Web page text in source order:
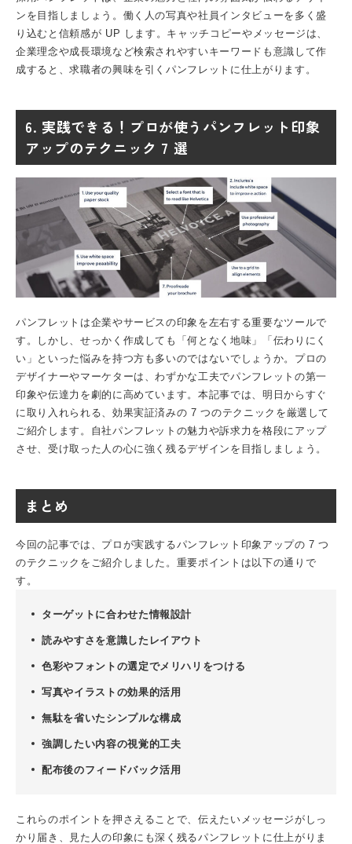
ンを目指しましょう。働く人の写真や社員インタビューを多く盛
り込むと信頼感が UP します。キャッチコピーやメッセージは、
企業理念や成長環境など検索されやすいキーワードも意識して作
成すると、求職者の興味を引くパンフレットに仕上がります。
6. 実践できる！プロが使うパンフレット印象
アップのテクニック 7 選
パンフレット は企業やサービスの印象を左右する重要なツールで
す。しかし、せっかく作成しても「何となく地味」「伝わりにく
い」といった悩みを持つ方も多いのではないでしょうか。プロの
デザイナーやマーケターは、わずかな工夫でパンフレットの第一
印象や伝達力を劇的に高めています。本記事では、明日からすぐ
に取り入れられる、効果実証済みの 7 つのテクニックを厳選して
ご紹介します。自社パンフレットの魅力や訴求力を格段にアップ
させ、受け取った人の心に強く残るデザインを目指しましょう。
まとめ
今回の記事では、プロが実践するパンフレット印象アップの 7 つ
のテクニックをご紹介しました。重要ポイントは以下の通りで
す。
ターゲットに合わせた情報設計
読みやすさを意識したレイアウト
色彩やフォントの選定でメリハリをつける
写真やイラストの効果的活用
無駄を省いたシンプルな構成
強調したい内容の視覚的工夫
配布後のフィードバック活用
これらのポイントを押さえることで、伝えたいメッセージがしっ
かり届き、見た人の印象にも深く残るパンフレットに仕上がりま